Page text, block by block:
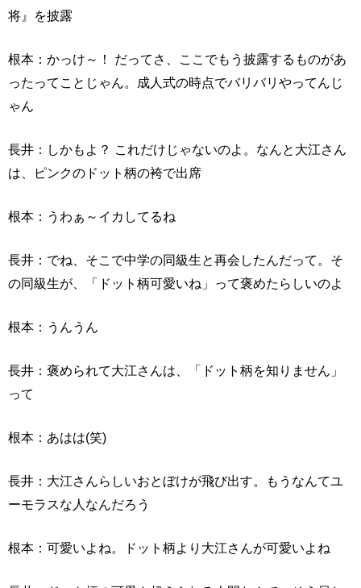
将』を披露
根本：かっけ～！ だってさ、ここでもう披露するものがあ
ったってことじゃん。成人式の時点でバリバリやってんじ
ゃん
長井：しかもよ？ これだけじゃないのよ。なんと大江さん
は、ピンクのドット柄の袴で出席
根本：うわぁ～イカしてるね
長井：でね、そこで中学の同級生と再会したんだって。そ
の同級生が、「ドット柄可愛いね」って褒めたらしいのよ
根本：うんうん
長井：褒められて大江さんは、「ドット柄を知りません」
って
根本：あはは(笑)
長井：大江さんらしいおとぼけが飛び出す。もうなんてユ
ーモラスな人なんだろう
根本：可愛いよね。ドット柄より大江さんが可愛いよね